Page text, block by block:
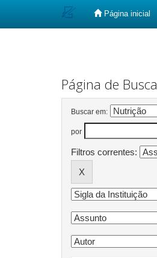
Página inicial
Página de Busca
Buscar em:
por
Filtros correntes: